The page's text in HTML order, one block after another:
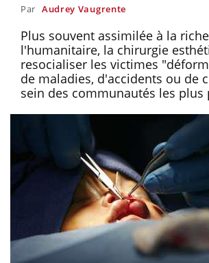
Par Audrey Vaugrente
Plus souvent assimilée à la
l'humanitaire, la chirurgie
resocialiser les victimes
de maladies, d'accidents ou de
sein des communautés les plus